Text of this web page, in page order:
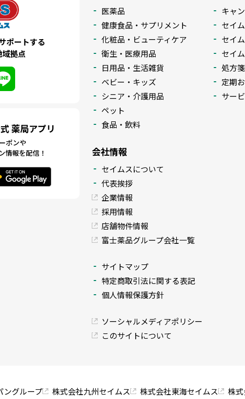
ポートする
拠点
薬局アプリ
ポンや
情報を配信！
医薬品
健康食品・サプリメント
化粧品・ビューティケア
衛生・医療用品
日用品・生活雑貨
ベビー・キッズ
シニア・介護用品
ペット
食品・飲料
キャ
セイ
セイ
セイ
処方
定期
サー
会社情報
セイムスについて
代表挨拶
企業情報
採用情報
店舗物件情報
富士薬品グループ会社一覧
サイトマップ
特定商取引法に関する表記
個人情報保護方針
ソーシャルメディアポリシー
このサイトについて
ングループ 株式会社九州セイムス 株式会社東海セイムス 株